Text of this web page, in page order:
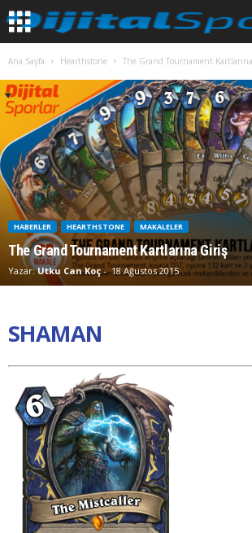
Ana Sayfa Hearthstone The Grand Tournament
HABERLER HEARTHSTONE MAKALELER
The Grand Tournament Kartlarına Giriş
Yazar: Utku Can Koç- 18 Ağustos 2015
SHAMAN